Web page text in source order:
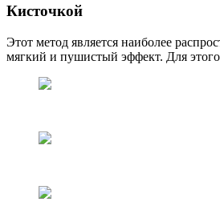
Кисточкой
Этот метод является наиболее
мягкий и пушистый эффект. Для